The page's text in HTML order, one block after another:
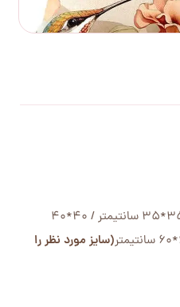
در چهار سایز موجود است: 35*35 سانتیمتر / 40*40
(سایز مورد نظر را